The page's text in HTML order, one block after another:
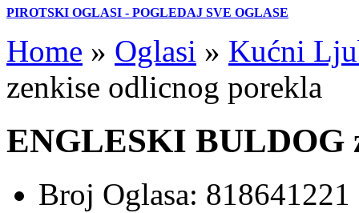
PIROTSKI OGLASI - POGLEDAJ SVE OGLASE
Home » Oglasi » Kućni
zenkise odlicnog porekla
ENGLESKI BULDOG
Broj Oglasa: 818641221